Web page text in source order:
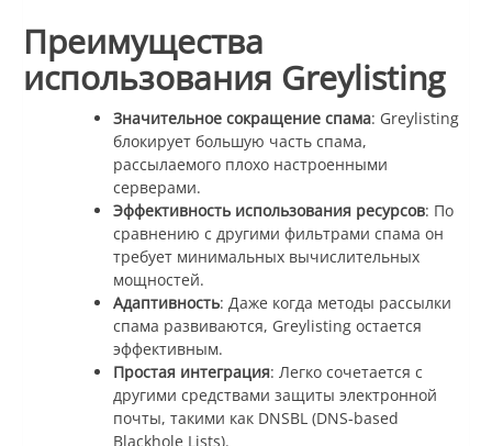
Преимущества
использования Greylisting
Значительное сокращение спама: Greylisting
блокирует большую часть спама,
рассылаемого плохо настроенными
серверами.
Эффективность использования ресурсов: По
сравнению с другими фильтрами спама он
требует минимальных вычислительных
мощностей.
Адаптивность: Даже когда методы рассылки
спама развиваются, Greylisting остается
эффективным.
Простая интеграция: Легко сочетается с
другими средствами защиты электронной
почты, такими как DNSBL (DNS-based
Blackhole Lists).